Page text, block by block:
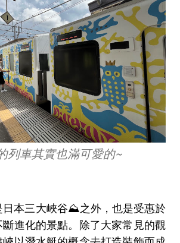
列車其實也滿可愛的~
本三大峽谷⛰️之外，也是受惠於
進化的景點。除了大家常見的觀